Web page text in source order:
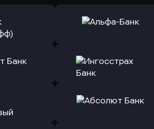
заявку
Оправить заявку
в Альфа-Банк
заявку
Банк
Оправить заявку